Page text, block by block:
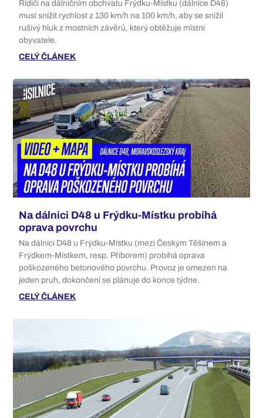
Řidiči na dálničním obchvatu Frýdku-Místku (dálnice D48)
musí snížit rychlost z 130 km/h na 100 km/h, aby se snížil
rušivý hluk z mostních závěrů, který obtěžuje místní
obyvatele.
CELÝ ČLÁNEK
Na dálnici D48 u Frýdku-Místku probíhá
oprava povrchu
Na dálnici D48 u Frýdku-Místku (mezi Českým Těšínem a
Frýdkem-Místkem, resp. Příborem) probíhá oprava
poškozeného betonového povrchu. Provoz je omezen na
jeden pruh, dokončení se plánuje do konce týdne.
CELÝ ČLÁNEK